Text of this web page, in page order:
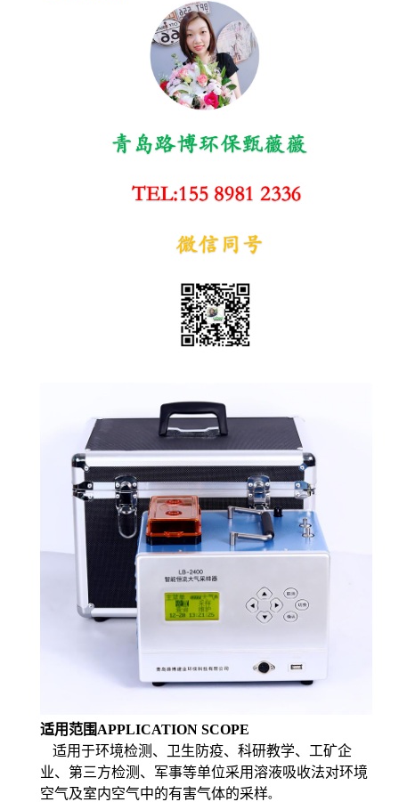
适用范围APPLICATION SCOPE
适用于环境检测、卫生防疫、科研教学、工矿企
业、第三方检测、军事等单位采用溶液吸收法对环境
空气及室内空气中的有害气体的采样。